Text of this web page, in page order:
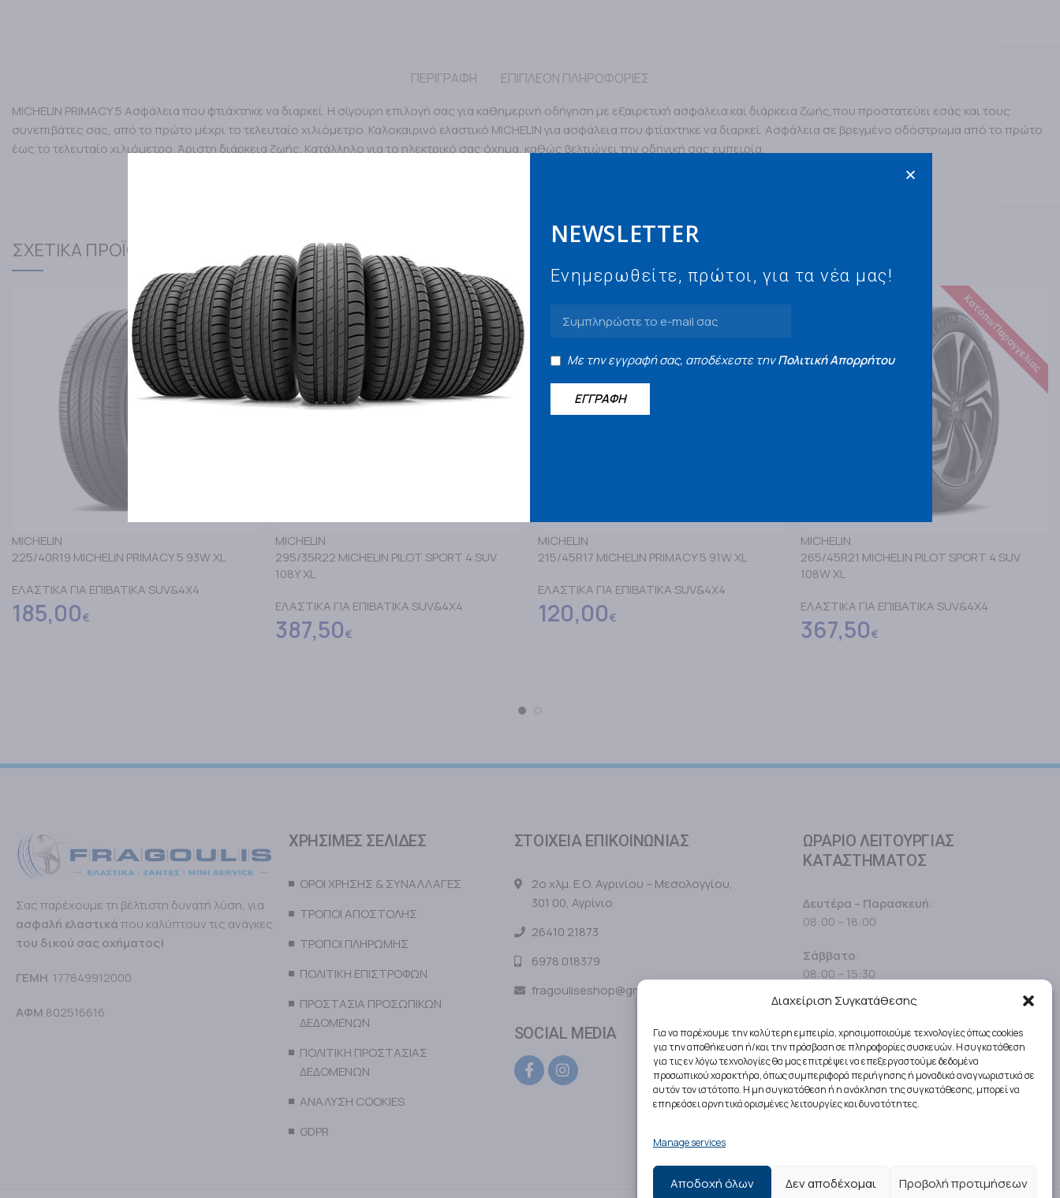
Διαχείριση Συγκατάθεσης
Για να παρέχουμε την καλύτερη εμπειρία, χρησιμοποιούμε τεχνολογίες όπως cookies
για την αποθήκευση ή/και την πρόσβαση σε πληροφορίες συσκευών. Η συγκατάθεση
για τις εν λόγω τεχνολογίες θα μας επιτρέψει να επεξεργαστούμε δεδομένα
προσωπικού χαρακτήρα, όπως συμπεριφορά περιήγησης ή μοναδικά αναγνωριστικά σε
αυτόν τον ιστότοπο. Η μη συγκατάθεση ή η ανάκληση της συγκατάθεσης, μπορεί να
επηρεάσει αρνητικά ορισμένες λειτουργίες και δυνατότητες.
Manage services
Αποδοχή όλων Δεν αποδέχομαι Προβολή προτιμήσεων
ΠΕΡΙΓΡΑΦΗ ΕΠΙΠΛΕΟΝ ΠΛΗΡΟΦΟΡΙΕΣ
MICHELIN PRIMACY 5 Ασφάλεια που φτιάχτηκε να διαρκεί. Η σίγουρη επιλογή σας για καθημερινή οδήγηση με εξαιρετική ασφάλεια και διάρκεια ζωής,που προστατεύει εσάς και τους
συνεπιβάτες σας, από το πρώτο μέχρι το τελευταίο χιλιόμετρο. Καλοκαιρινό ελαστικό MICHELIN για ασφάλεια που φτίαχτηκε να διαρκεί. Ασφάλεια σε βρεγμένο οδόστρωμα από το πρώτο
έως το τελευταίο χιλιόμετρο. Άριστη διάρκεια ζωής. Κατάλληλο για το ηλεκτρικό σας όχημα, καθώς βελτιώνει την οδηγική σας εμπειρία.
ΣΧΕΤΙΚΑ ΠΡΟΪΟΝΤΑ
Κατόπιν Παραγγελίας
MICHELIN
225/40R19 MICHELIN PRIMACY 5 93W XL
ΕΛΑΣΤΙΚΑ ΓΙΑ ΕΠΙΒΑΤΙΚΑ SUV&4X4
185,00€
Κατόπιν Παραγγελίας
MICHELIN
295/35R22 MICHELIN PILOT SPORT 4 SUV
108Y XL
ΕΛΑΣΤΙΚΑ ΓΙΑ ΕΠΙΒΑΤΙΚΑ SUV&4X4
387,50€
Κατόπιν Παραγγελίας
MICHELIN
215/45R17 MICHELIN PRIMACY 5 91W XL
ΕΛΑΣΤΙΚΑ ΓΙΑ ΕΠΙΒΑΤΙΚΑ SUV&4X4
120,00€
Κατόπιν Παραγγελίας
MICHELIN
265/45R21 MICHELIN PILOT SPORT 4 SUV
108W XL
ΕΛΑΣΤΙΚΑ ΓΙΑ ΕΠΙΒΑΤΙΚΑ SUV&4X4
367,50€
Σας παρέχουμε τη βέλτιστη δυνατή λύση, για
ασφαλή ελαστικάπου καλύπτουν τις ανάγκες
του δικού σας οχήματος!
ΓΕΜΗ 177849912000
ΑΦΜ 802516616
ΧΡΗΣΙΜΕΣ ΣΕΛΙΔΕΣ
ΟΡΟΙ ΧΡΗΣΗΣ & ΣΥΝΑΛΛΑΓΕΣ
ΤΡΟΠΟΙ ΑΠΟΣΤΟΛΗΣ
ΤΡΟΠΟΙ ΠΛΗΡΩΜΗΣ
ΠΟΛΙΤΙΚΗ ΕΠΙΣΤΡΟΦΩΝ
ΠΡΟΣΤΑΣΙΑ ΠΡΟΣΩΠΙΚΩΝ
ΔΕΔΟΜΕΝΩΝ
ΠΟΛΙΤΙΚΗ ΠΡΟΣΤΑΣΙΑΣ
ΔΕΔΟΜΕΝΩΝ
ΑΝΑΛΥΣΗ COOKIES
GDPR
ΣΤΟΙΧΕΙΑ ΕΠΙΚΟΙΝΩΝΙΑΣ
2ο χλμ. Ε.Ο. Αγρινίου – Μεσολογγίου,
301 00, Αγρίνιο
26410 21873
6978 018379
fragouliseshop@gmail.com
SOCIAL MEDIA
ΩΡΑΡΙΟ ΛΕΙΤΟΥΡΓΙΑΣ
ΚΑΤΑΣΤΗΜΑΤΟΣ
Δευτέρα – Παρασκευή:
08:00 – 18:00
Σάββατο:
08:00 – 15:30
Κυριακές: Κλειστά
NEWSLETTER
Ενημερωθείτε, πρώτοι, για τα νέα μας!
Με την εγγραφή σας, αποδέχεστε τηνΠολιτική Απορρήτου
ΕΓΓΡΑΦΗ